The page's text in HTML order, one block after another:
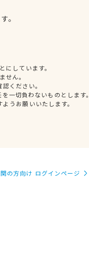
。
しています。
せん。
ください。
一切負わないものとします。
うお願いいたします。
の方向け ログインページ